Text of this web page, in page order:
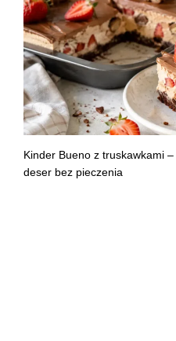
Kinder Bueno z truskawkami
deser bez pieczenia